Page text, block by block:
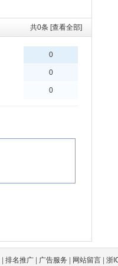
共0条 [查看全部]
| 排名推广 | 广告服务 | 网站留言 | 浙